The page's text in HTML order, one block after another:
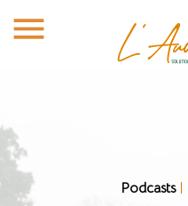
menu
Podcasts|